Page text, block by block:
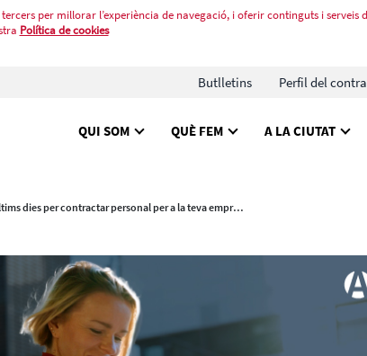
per millorar l’experiència de navegació, i oferir continguts i serveis
Política de cookies
Butlletins Perfil del
QUI SOM QUÈ FEM A LA CIUTAT
Últims dies per contractar personal per a la teva empresa amb els ajuts Crea Feina